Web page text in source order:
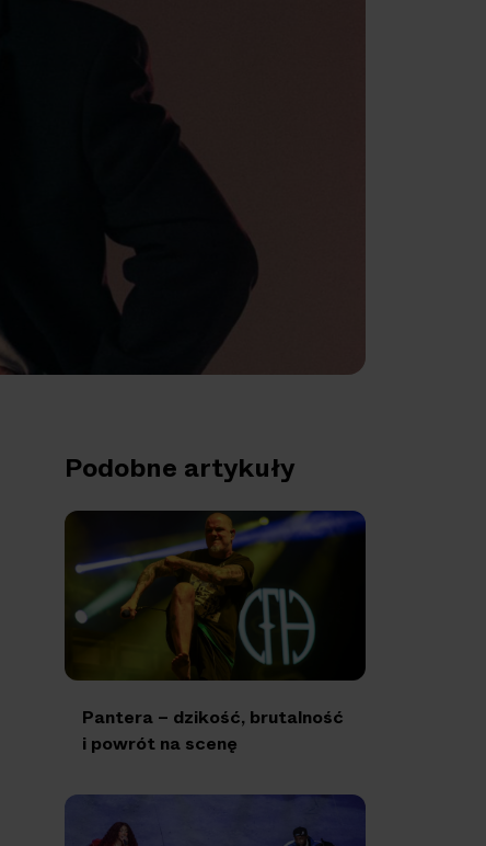
Podobne artykuły
Pantera – dzikość, brutalność
i powrót na scenę